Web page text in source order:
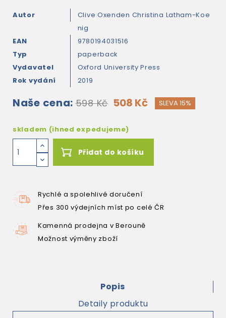
Autor Clive Oxenden Christina Latham-Koe
nig
EAN
9780194031516
Typ
paperback
Vydavatel
Oxford University Press
Rok vydání
2019
Naše cena: 598 Kč 508 Kč SLEVA 15%
skladem (ihned expedujeme)
Přidat do košíku
Rychlé a spolehlivé doručení
Přes 300 výdejních míst po celé ČR
Kamenná prodejna v Berouně
Možnost výměny zboží
Popis
Detaily produktu